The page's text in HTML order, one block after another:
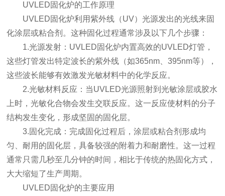
UVLED固化炉的工作原理
UVLED固化炉利用紫外线（UV）光源发出的光线来固
化涂层或粘合剂。这种固化过程通常涉及以下几个步骤：
1.光源发射：UVLED固化炉内置高效的UVLED灯管，
这些灯管发出特定波长的紫外线（如365nm、395nm等），
这些波长能够有效激发光敏材料中的化学反应。
2.光敏材料反应：当UVLED光源照射到光敏涂层或胶水
上时，光敏化合物会发生交联反应。这一反应使材料的分子
结构发生变化，形成坚固的固化层。
3.固化完成：完成固化过程后，涂层或粘合剂形成均
匀、耐用的固化层，具备较强的附着力和耐磨性。这一过程
通常只需几秒至几分钟的时间，相比于传统的热固化方式，
大大缩短了生产周期。
UVLED固化炉的主要应用